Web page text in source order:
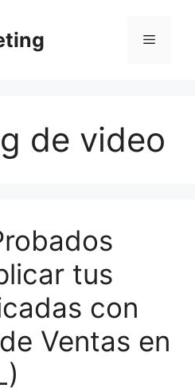
Menú
de video
tus
con
Ventas en